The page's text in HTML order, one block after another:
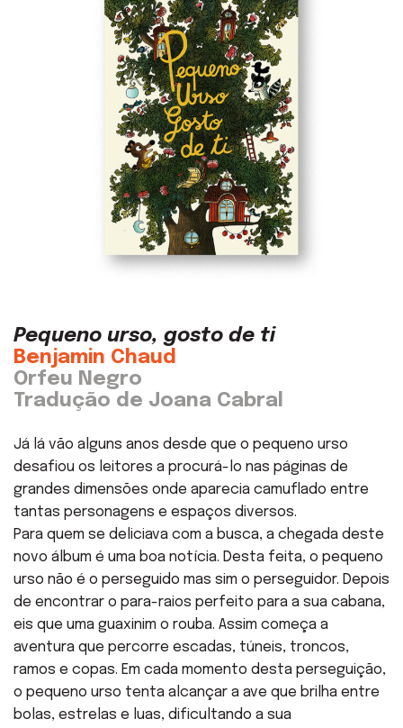
Pequeno urso, gosto de ti
Benjamin Chaud
Orfeu Negro
Tradução de Joana Cabral
Já lá vão alguns anos desde que o pequeno urso
desafiou os leitores a procurá-lo nas páginas de
grandes dimensões onde aparecia camuflado entre
tantas personagens e espaços diversos.
Para quem se deliciava com a busca, a chegada deste
novo álbum é uma boa notícia. Desta feita, o pequeno
urso não é o perseguido mas sim o perseguidor. Depois
de encontrar o para-raios perfeito para a sua cabana,
eis que uma guaxinim o rouba. Assim começa a
aventura que percorre escadas, túneis, troncos,
ramos e copas. Em cada momento desta perseguição,
o pequeno urso tenta alcançar a ave que brilha entre
bolas, estrelas e luas, dificultando a sua